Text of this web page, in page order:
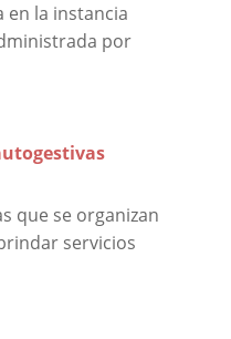
en la instancia
por
que se organizan
servicios